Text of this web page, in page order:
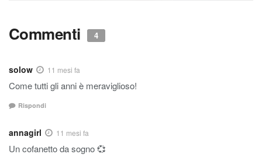
Commenti 4
solow 11 mesi fa
Come tutti gli anni è meraviglioso!
Rispondi
annagirl 11 mesi fa
Un cofanetto da sogno 💞